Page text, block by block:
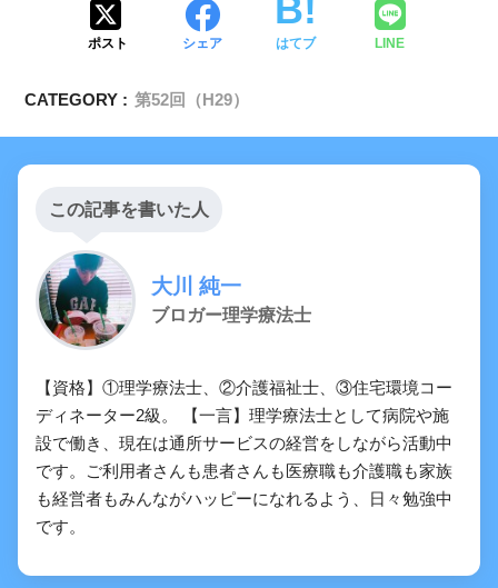
精神保健指定医の判断 両親の同意
ポスト シェア はてブ LINE
CATEGORY : 第52回（H29）
この記事を書いた人
大川 純一
ブロガー理学療法士
【資格】①理学療法士、②介護福祉士、③住宅環境コー
ディネーター2級。 【一言】理学療法士として病院や施
設で働き、現在は通所サービスの経営をしながら活動中
です。ご利用者さんも患者さんも医療職も介護職も家族
も経営者もみんながハッピーになれるよう、日々勉強中
です。